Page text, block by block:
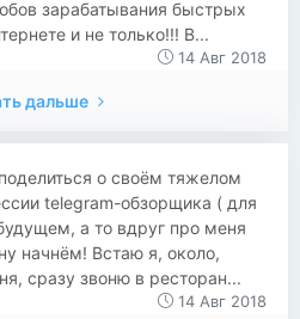
зарабатывания быстрых
и не только!!! В...
14 Авг 2018
дальше
о своём тяжелом
telegram-обзорщика ( для
а то вдруг про меня
начнём! Встаю я, около,
сразу звоню в ресторан...
14 Авг 2018